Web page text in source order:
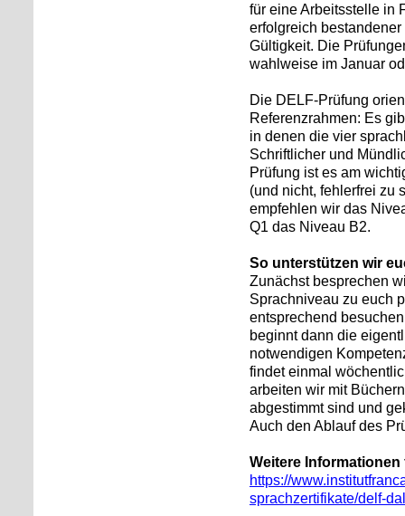
für eine Arbeitsstelle in
erfolgreich
Gültigkeit. Die
wahlweise im Januar
Die DELF-Prüfung
Referenzrahmen: Es
in denen die vier
Schriftlicher und
Prüfung ist es am
(und nicht, fehlerfrei zu
empfehlen wir das
Q1 das Niveau B2.
So unterstützen wir
Zunächst besprechen
Sprachniveau zu euch
entsprechend
beginnt dann die
notwendigen
findet einmal
arbeiten wir mit
abgestimmt sind und
Auch den Ablauf des
Weitere
https://
sprachzertifikate/delf-